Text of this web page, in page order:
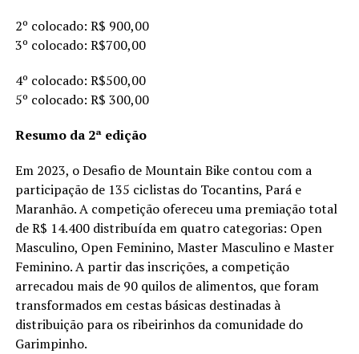
2º colocado: R$ 900,00
3º colocado: R$700,00
4º colocado: R$500,00
5º colocado: R$ 300,00
Resumo da 2ª edição
Em 2023, o Desafio de Mountain Bike contou com a
participação de 135 ciclistas do Tocantins, Pará e
Maranhão. A competição ofereceu uma premiação total
de R$ 14.400 distribuída em quatro categorias: Open
Masculino, Open Feminino, Master Masculino e Master
Feminino. A partir das inscrições, a competição
arrecadou mais de 90 quilos de alimentos, que foram
transformados em cestas básicas destinadas à
distribuição para os ribeirinhos da comunidade do
Garimpinho.